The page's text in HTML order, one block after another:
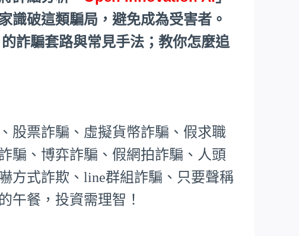
識破這類騙局，避免成為受害者。
的詐騙套路與常見手法；教你怎麼追
股票詐騙、虛擬貨幣詐騙、假求職
騙、博弈詐騙、假網拍詐騙、人頭
方式詐欺、line群組詐騙、只要聲稱
午餐，投資需理智！